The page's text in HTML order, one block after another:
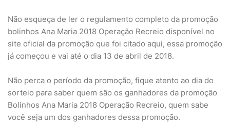
Não esqueça de ler o regulamento completo da promoção
bolinhos Ana Maria 2018 Operação Recreio disponível no
site oficial da promoção que foi citado aqui, essa promoção
já começou e vai até o dia 13 de abril de 2018.
Não perca o período da promoção, fique atento ao dia do
sorteio para saber quem são os ganhadores da promoção
Bolinhos Ana Maria 2018 Operação Recreio, quem sabe
você seja um dos ganhadores dessa promoção.